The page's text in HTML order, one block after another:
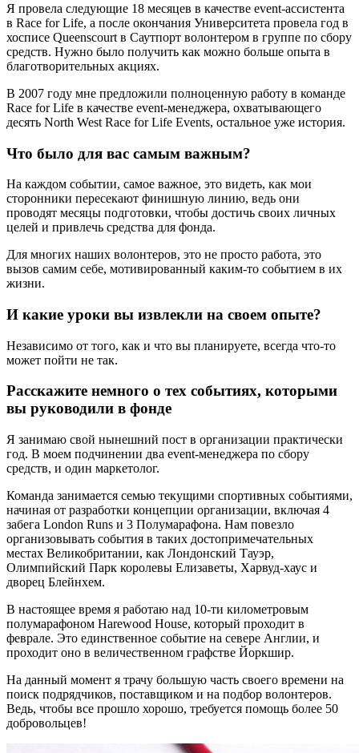
Я провела следующие 18 месяцев в качестве event-ассистента
в Race for Life, а после окончания Университета провела год в
хосписе Queenscourt в Саутпорт волонтером в группе по сбору
средств. Нужно было получить как можно больше опыта в
благотворительных акциях.
В 2007 году мне предложили полноценную работу в команде
Race for Life в качестве event-менеджера, охватывающего
десять North West Race for Life Events, остальное уже история.
Что было для вас самым важным?
На каждом событии, самое важное, это видеть, как мои
сторонники пересекают финишную линию, ведь они
проводят месяцы подготовки, чтобы достичь своих личных
целей и привлечь средства для фонда.
Для многих наших волонтеров, это не просто работа, это
вызов самим себе, мотивированный каким-то событием в их
жизни.
И какие уроки вы извлекли на своем опыте?
Независимо от того, как и что вы планируете, всегда что-то
может пойти не так.
Расскажите немного о тех событиях, которыми
вы руководили в фонде
Я занимаю свой нынешний пост в организации практически
год. В моем подчинении два event-менеджера по сбору
средств, и один маркетолог.
Команда занимается семью текущими спортивных событиями,
начиная от разработки концепции организации, включая 4
забега London Runs и 3 Полумарафона. Нам повезло
организовывать события в таких достопримечательных
местах Великобритании, как Лондонский Тауэр,
Олимпийский Парк королевы Елизаветы, Харвуд-хаус и
дворец Блейнхем.
В настоящее время я работаю над 10-ти километровым
полумарафоном Harewood House, который проходит в
феврале. Это единственное событие на севере Англии, и
проходит оно в величественном графстве Йоркшир.
На данный момент я трачу большую часть своего времени на
поиск подрядчиков, поставщиком и на подбор волонтеров.
Ведь, чтобы все прошло хорошо, требуется помощь более 50
добровольцев!